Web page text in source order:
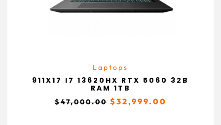
Laptops
911X17 I7 13620HX RTX 5060 32B
RAM 1TB
$47,000.00 $ 32,999.00